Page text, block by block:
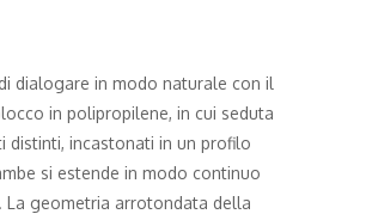
dialogare in modo naturale con il
in polipropilene, in cui seduta
distinti, incastonati in un profilo
si estende in modo continuo
La geometria arrotondata della